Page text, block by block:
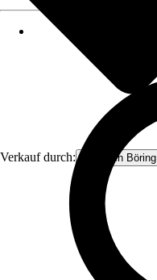
Verkauf durch: Pflanzen Böring